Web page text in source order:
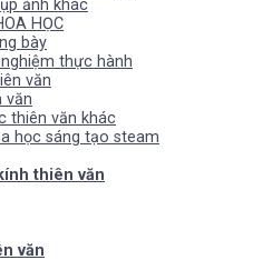
ảnh khác
HỌC
bày
thực hành
văn
văn
thiên văn khác
học sáng tạo steam
thiên văn
văn